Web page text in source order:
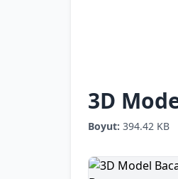
3D
Boyut: 394.42 KB